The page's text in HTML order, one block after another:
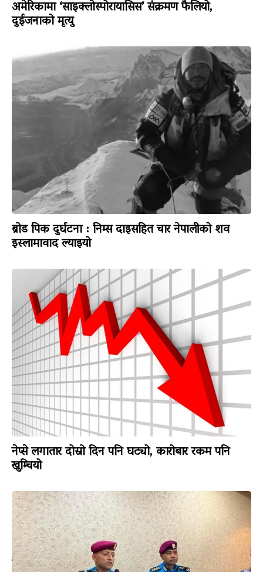
अमेरिकामा ‘साइक्लोस्पोरायासिस’ संक्रमण फैलियो,
दुईजनाको मृत्यु
ब्रोड पिक दुर्घटना : निम्स दाइसहित चार नेपालीको शव
इस्लामावाद ल्याइयो
नेप्से लगातार दोस्रो दिन पनि घट्यो, कारोबार रकम पनि
खुम्चियो